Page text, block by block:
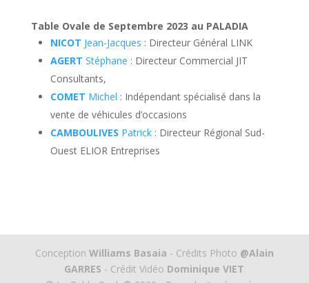
Table Ovale de Septembre 2023 au PALADIA
NICOT Jean-Jacques : Directeur Général LINK
AGERT Stéphane : Directeur Commercial JIT
Consultants,
COMET Michel : Indépendant spécialisé dans la
vente de véhicules d’occasions
CAMBOULIVES Patrick: Directeur Régional Sud-
Ouest ELIOR Entreprises
Conception Williams Basaia - Crédits Photo @Alain
GARRES - Crédit Vidéo Dominique VIET